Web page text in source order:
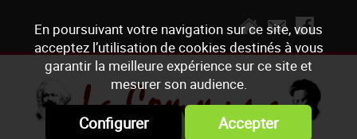
En poursuivant votre navigation sur ce site, vous
acceptez l’utilisation de cookies destinés à vous
garantir la meilleure expérience sur ce site et
mesurer son audience.
Configurer Accepter